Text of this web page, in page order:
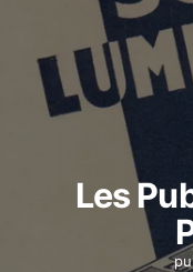
Les